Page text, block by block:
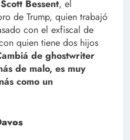
Scott Bessent, el
de Trump, quien trabajó
con el exfiscal de
quien tiene dos hijos
de ghostwriter
de malo, es muy
como un